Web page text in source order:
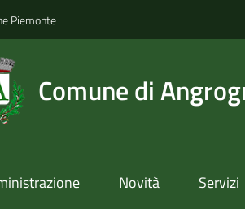
Piemonte
Comune di
Novità Servizi